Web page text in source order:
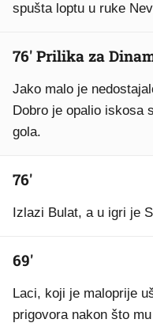
spušta loptu u ruke
76' Prilika za
Jako malo je
Dobro je opalio iskosa
gola.
76'
Izlazi Bulat, a u igri je
69'
Laci, koji je maloprije
prigovora nakon što